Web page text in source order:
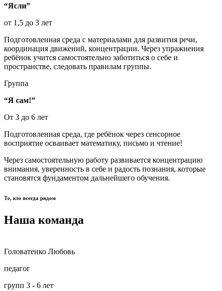
“Ясли”
от 1,5 до 3 лет
Подготовленная среда с материалами для развития речи,
координация движений, концентрации. Через упражнения
ребёнок учится самостоятельно заботиться о себе и
пространстве, следовать правилам группы.
Группа
“Я сам!”
От 3 до 6 лет
Подготовленная среда, где ребёнок через сенсорное
восприятие осваивает математику, письмо и чтение!
Через самостоятельную работу развивается концентрацию
внимания, уверенность в себе и радость познания, которые
становятся фундаментом дальнейшего обучения.
Те, кто всегда рядом
Наша команда
Головатенко Любовь
педагог
групп 3 - 6 лет